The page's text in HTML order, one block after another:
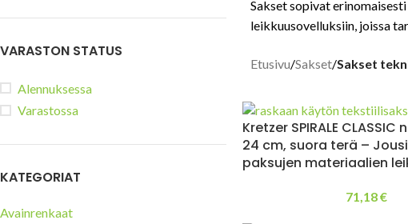
Kierrätetystä materiaalista
leikkureita
Tuulilasi- ja aurinkopaneeli-
VARASTON STATUS
Alennuksessa
Varastossa
KATEGORIAT
Avainrenkaat
Sakset sopivat
leikkuusovelluksiin, joissa
Etusivu/Sakset/Sakset
Kretzer SPIRALE
24 cm, suora terä –
paksujen materiaalien
71,18€